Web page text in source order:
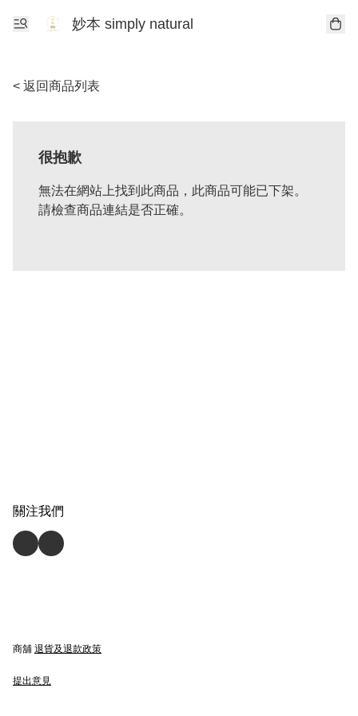
妙本 simply natural
< 返回商品列表
很抱歉
無法在網站上找到此商品，此商品可能已下架。
請檢查商品連結是否正確。
關注我們
商舖 退貨及退款政策
提出意見